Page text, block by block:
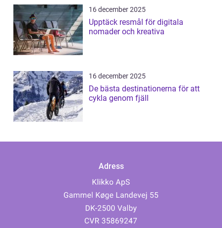
16 december 2025
Upptäck resmål för digitala
nomader och kreativa
16 december 2025
De bästa destinationerna för att
cykla genom fjäll
Adress